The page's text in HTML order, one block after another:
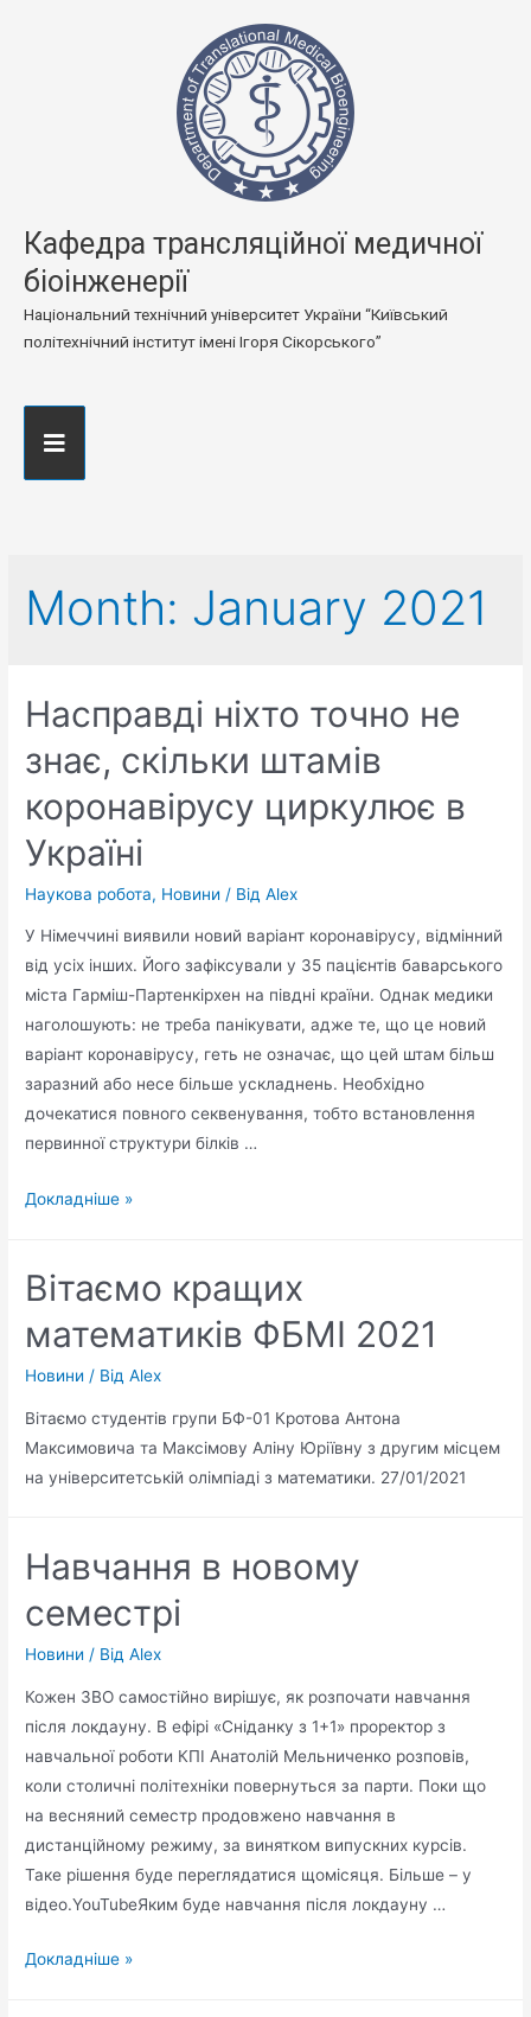
Кафедра трансляційної медичної
біоінженерії
Національний технічний університет України “Київський
політехнічний інститут імені Ігоря Сікорського”
Month: January 2021
Насправді ніхто точно не
знає, скільки штамів
коронавірусу циркулює в
Україні
Наукова робота, Новини / ВідAlex
У Німеччині виявили новий варіант коронавірусу, відмінний
від усіх інших. Його зафіксували у 35 пацієнтів баварського
міста Гарміш-Партенкірхен на півдні країни. Однак медики
наголошують: не треба панікувати, адже те, що це новий
варіант коронавірусу, геть не означає, що цей штам більш
заразний або несе більше ускладнень. Необхідно
дочекатися повного секвенування, тобто встановлення
первинної структури білків …
Докладніше »
Вітаємо кращих
математиків ФБМІ 2021
Новини / ВідAlex
Вітаємо студентів групи БФ-01 Кротова Антона
Максимовича та Максімову Аліну Юріївну з другим місцем
на університетській олімпіаді з математики. 27/01/2021
Навчання в новому
семестрі
Новини / ВідAlex
Кожен ЗВО самостійно вирішує, як розпочати навчання
після локдауну. В ефірі «Сніданку з 1+1» проректор з
навчальної роботи КПІ Анатолій Мельниченко розповів,
коли столичні політехніки повернуться за парти. Поки що
на весняний семестр продовжено навчання в
дистанційному режиму, за винятком випускних курсів.
Таке рішення буде переглядатися щомісяця. Більше – у
відео.YouTubeЯким буде навчання після локдауну …
Докладніше »